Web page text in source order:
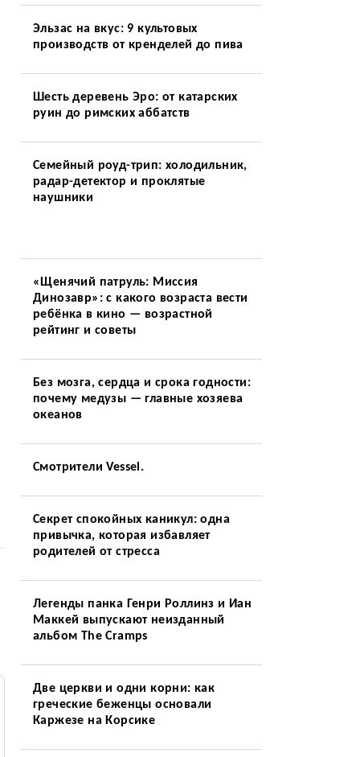
Эльзас на вкус: 9 культовых
производств от кренделей до пива
Шесть деревень Эро: от катарских
руин до римских аббатств
Семейный роуд-трип: холодильник,
радар-детектор и проклятые
наушники
«Щенячий патруль: Миссия
Динозавр»: с какого возраста вести
ребёнка в кино — возрастной
рейтинг и советы
Без мозга, сердца и срока годности:
почему медузы — главные хозяева
океанов
Смотрители Vessel.
Секрет спокойных каникул: одна
привычка, которая избавляет
родителей от стресса
Легенды панка Генри Роллинз и Иан
Маккей выпускают неизданный
альбом The Cramps
Две церкви и одни корни: как
греческие беженцы основали
Каржезе на Корсике